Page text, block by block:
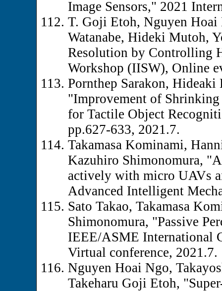
Image Sensors," 2021
T. Goji Etoh, Nguyen Hoai
Watanabe, Hideki Mutoh,
Resolution by Controlling
Workshop (IISW), Online
Pornthep Sarakon,
"Improvement of
for Tactile Object
pp.627-633, 2021.7.
Takamasa Kominami,
Kazuhiro Shimonomura,
actively with micro UAVs
Advanced Intelligent
Sato Takao, Takamasa
Shimonomura, "Passive
IEEE/ASME International
Virtual conference, 2021.7.
Nguyen Hoai Ngo,
Takeharu Goji Etoh,